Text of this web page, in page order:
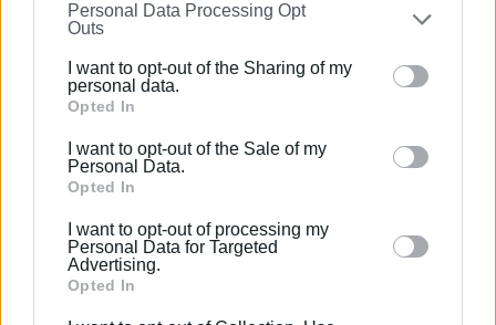
on theIAB’s List of Downstream Participants
that may
further disclose it to other third parties.
Please note that this website/app uses one or more
Google services and may gather and store information
behaviour. You may click to grant or deny consent to
Google and its third-party tags to use your data for
section.
Personal Data Processing Opt
Outs
I want to opt-out of the Sharing of my
personal data.
Opted In
I want to opt-out of the Sale of my
Personal Data.
Opted In
I want to opt-out of processing my
Personal Data for Targeted
Advertising.
Opted In
ΦΩΤΟ@ ΚΩΝΣΤΑΝΤΙΝΟΣ ΣΠΙΓΓΟΣ
Ακολουθήστε το enimerosi στο
Συνδρομητές στο e-paper